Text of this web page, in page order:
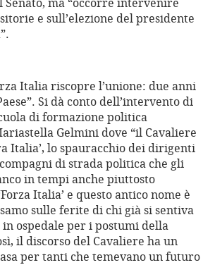
e sull’elezione del presidente
Italia riscopre l’unione: due anni
Si dà conto dell’intervento di
di formazione politica
Gelmini dove “il Cavaliere
Italia’, lo spauracchio dei dirigenti
di strada politica che gli
in tempi anche piuttosto
Italia’ e questo antico nome è
sulle ferite di chi già si sentiva
ospedale per i postumi della
il discorso del Cavaliere ha un
per tanti che temevano un futuro